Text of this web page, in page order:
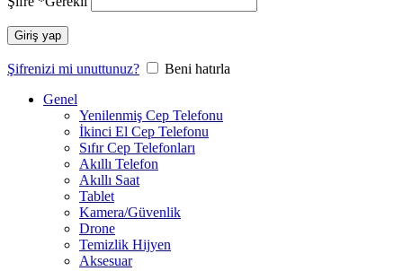
Giriş yap
Şifrenizi mi unuttunuz?
Beni hatırla
Genel
Yenilenmiş Cep Telefonu
İkinci El Cep Telefonu
Sıfır Cep Telefonları
Akıllı Telefon
Akıllı Saat
Tablet
Kamera/Güvenlik
Drone
Temizlik Hijyen
Aksesuar